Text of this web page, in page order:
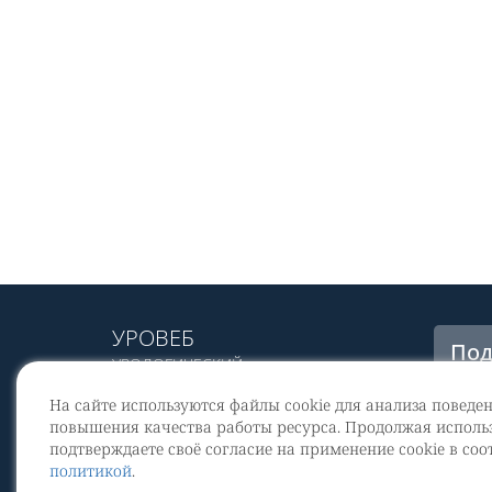
На сайте используются файлы cookie для анализа
повышения качества работы ресурса. Продолжая
подтверждаете своё согласие на применение cookie в
политикой.
УРОВЕБ
УРОЛОГИЧЕСКИЙ
© 2002 - 2026
МЕДИАКИТ 2023